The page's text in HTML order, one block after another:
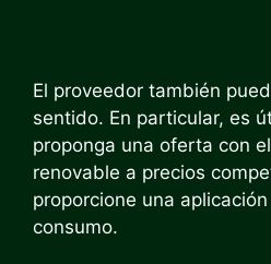
El proveedor también
sentido. En particular, es
proponga una oferta con
renovable a precios
proporcione una
consumo.